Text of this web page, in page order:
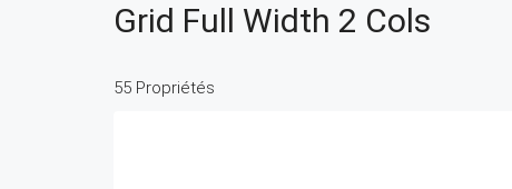
Grid Full Width 2 Cols
55 Propriétés